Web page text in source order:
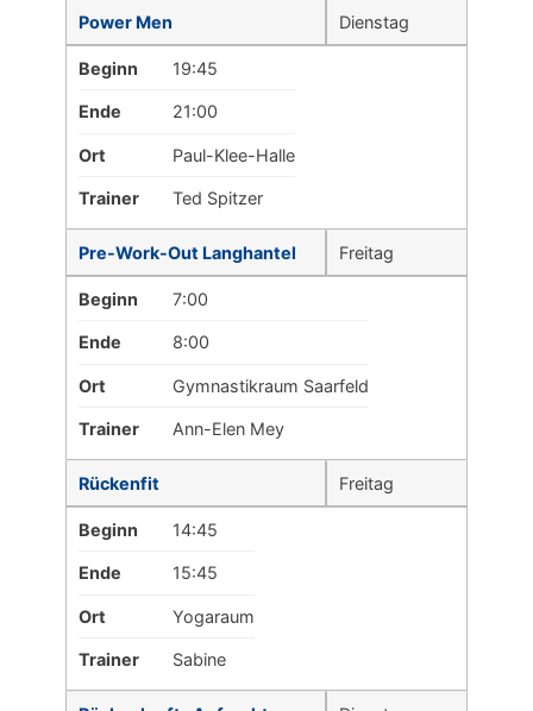
Power Men Dienstag
Beginn 19:45
Ende 21:00
Ort Paul-Klee-Halle
Trainer Ted Spitzer
Pre-Work-Out Langhantel Freitag
Beginn 7:00
Ende 8:00
Ort Gymnastikraum Saarfeld
Trainer Ann-Elen Mey
Rückenfit Freitag
Beginn 14:45
Ende 15:45
Ort Yogaraum
Trainer Sabine